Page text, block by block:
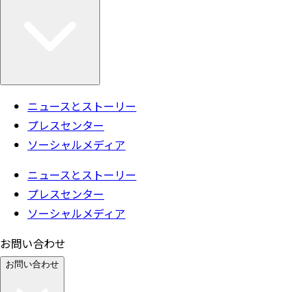
ニュースとストーリー
プレスセンター
ソーシャルメディア
ニュースとストーリー
プレスセンター
ソーシャルメディア
お問い合わせ
お問い合わせ